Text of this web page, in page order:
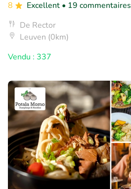
8
Excellent • 19 commentaires
De Rector
Leuven (0km)
Vendu : 337